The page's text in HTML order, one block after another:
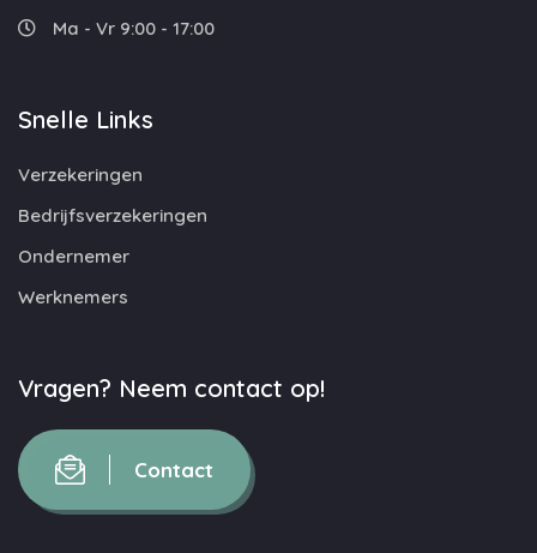
Ma - Vr 9:00 - 17:00
Snelle Links
Verzekeringen
Bedrijfsverzekeringen
Ondernemer
Werknemers
Vragen? Neem contact op!
Contact